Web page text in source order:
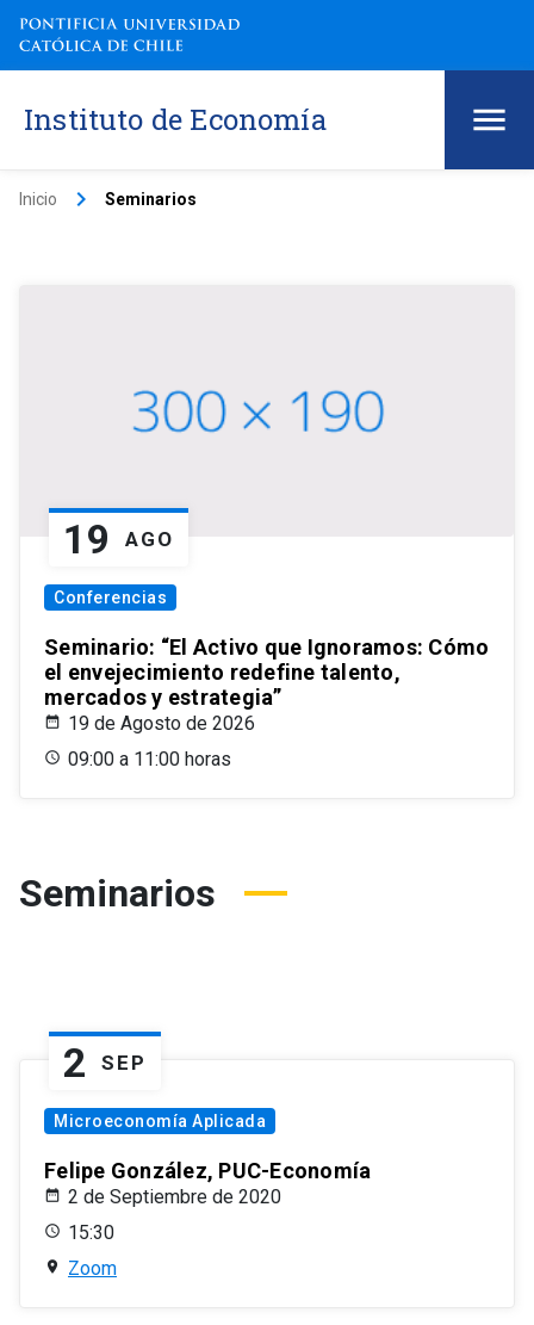
Instituto de Economía
Inicio keyboard_arrow_right Seminarios
19 AGO
Conferencias
Seminario: “El Activo que Ignoramos: Cómo
el envejecimiento redefine talento,
mercados y estrategia”
19 de Agosto de 2026
09:00 a 11:00 horas
Seminarios
2 SEP
Microeconomía Aplicada
Felipe González, PUC-Economía
2 de Septiembre de 2020
15:30
Zoom